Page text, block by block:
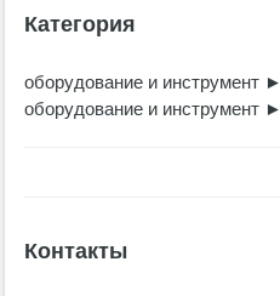
Категория
оборудование и инструмент ►
оборудование и инструмент ►
Контакты